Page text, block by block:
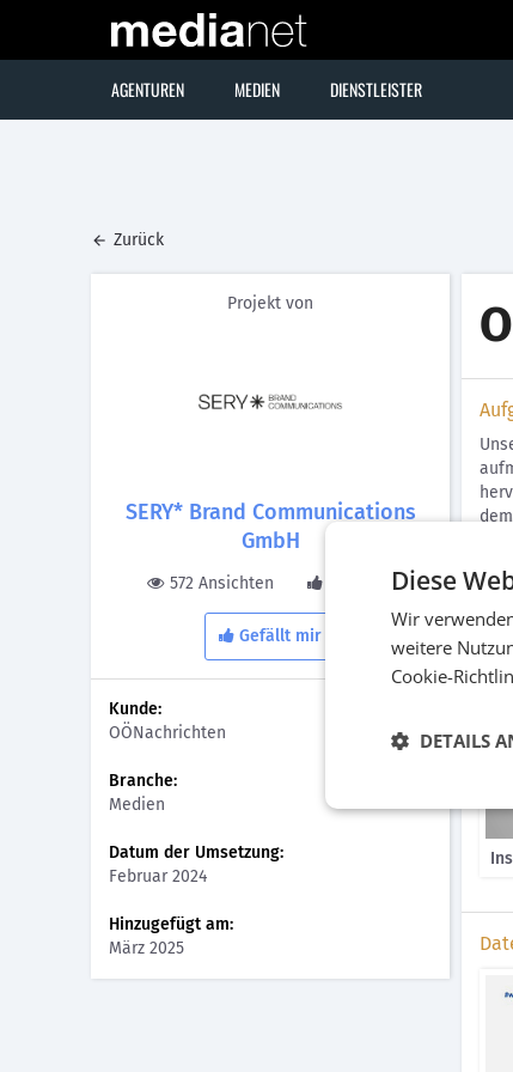
AGENTUREN MEDIEN DIENSTLEISTER
Zurück
Projekt von
SERY* Brand Communications
GmbH
572 Ansichten
Gefällt mir
Kunde:
OÖNachrichten
Branche:
Medien
Datum der Umsetzung:
Februar 2024
Hinzugefügt am:
März 2025
Diese
Wir
weitere
Cookie-
DETAILS